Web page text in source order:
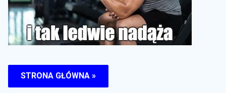
STRONA GŁÓWNA »